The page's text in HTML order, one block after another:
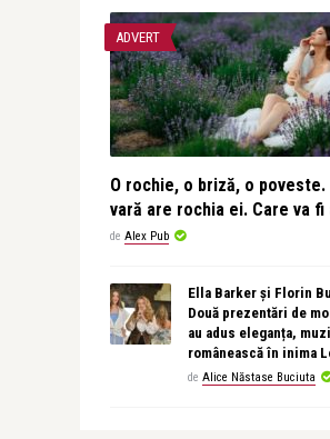
ADVERT
O rochie, o briză, o poveste.
vară are rochia ei. Care va fi
de Alex Pub
Ella Barker și Florin
Două prezentări de
au adus eleganța,
românească în inima
de Alice Năstase Buciuta